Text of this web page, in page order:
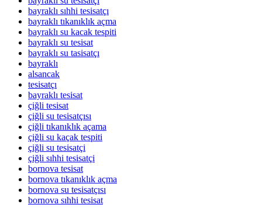
bayraklı sıhhi tesisatçı
bayraklı tıkanıklık açma
bayraklı su kacak tespiti
bayraklı su tesisat
bayraklı su tasisatçı
bayraklı
alsancak
tesisatçı
bayraklı tesisat
çiğli tesisat
çiğli su tesisatçısı
çiğli tıkanıklık açama
çiğli su kaçak tespiti
çiğli su tesisatçi
çiğli sıhhi tesisatçi
bornova tesisat
bornova tıkanıklık açma
bornova su tesisatçısı
bornova sıhhi tesisat